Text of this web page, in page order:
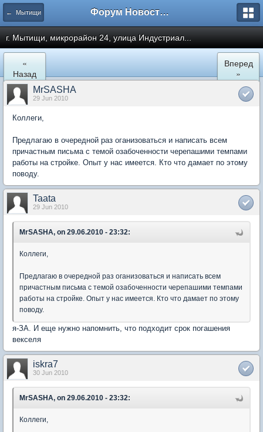
← Мытищи Форум Новостройки
г. Мытищи, микрорайон 24, улица Индустриал...
«
Назад
Вперед
»
MrSASHA
29 Jun 2010
Коллеги,
Предлагаю в очередной раз оганизоваться и написать всем
причастным письма с темой озабоченности черепашими темпами
работы на стройке. Опыт у нас имеется. Кто что дамает по этому
поводу.
Taata
29 Jun 2010
MrSASHA, on 29.06.2010 - 23:32:
Коллеги,
Предлагаю в очередной раз оганизоваться и написать всем
причастным письма с темой озабоченности черепашими темпами
работы на стройке. Опыт у нас имеется. Кто что дамает по этому
поводу.
я-ЗА. И еще нужно напомнить, что подходит срок погашения
векселя
iskra7
30 Jun 2010
MrSASHA, on 29.06.2010 - 23:32:
Коллеги,